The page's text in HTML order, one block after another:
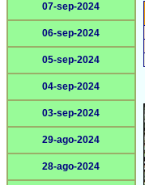
07-sep-2024
06-sep-2024
05-sep-2024
04-sep-2024
03-sep-2024
29-ago-2024
28-ago-2024